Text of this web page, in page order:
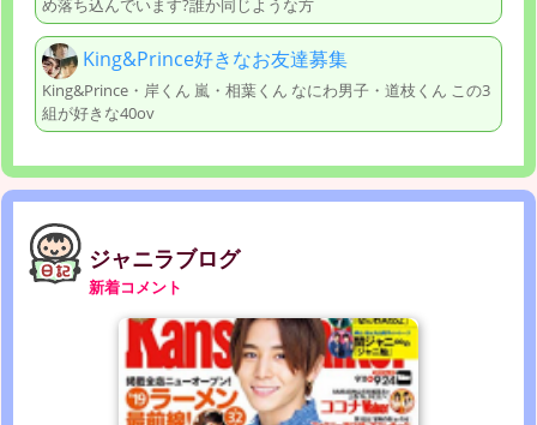
め落ち込んでいます?誰か同じような方
King&Prince好きなお友達募集
King&Prince・岸くん 嵐・相葉くん なにわ男子・道枝くん この3
組が好きな40ov
ジャニラブログ
新着コメント